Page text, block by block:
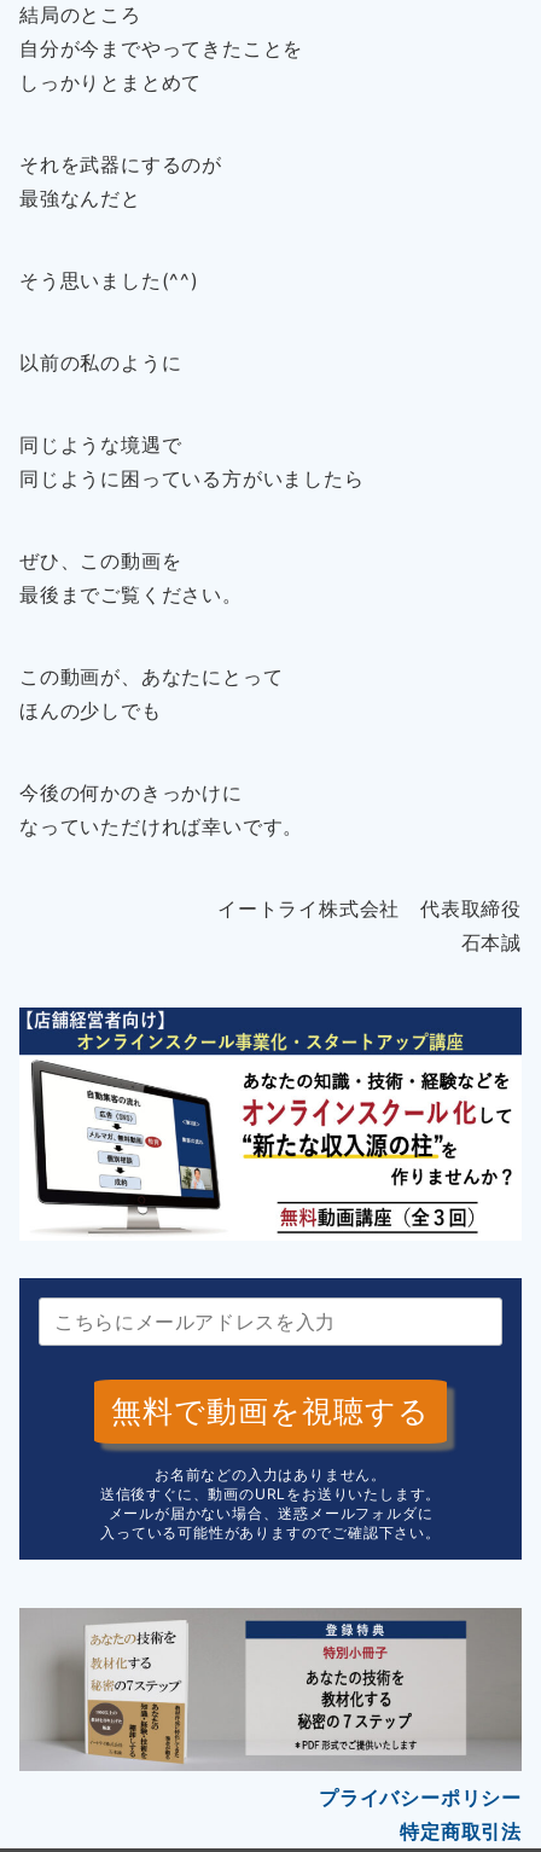
結局のところ
自分が今までやってきたことを
しっかりとまとめて
それを武器にするのが
最強なんだと
そう思いました(^^)
以前の私のように
同じような境遇で
同じように困っている方がいましたら
ぜひ、この動画を
最後までご覧ください。
この動画が、あなたにとって
ほんの少しでも
今後の何かのきっかけに
なっていただければ幸いです。
イートライ株式会社 代表取締役
石本誠
無料で動画を視聴する
お名前などの入力はありません。
送信後すぐに、動画のURLをお送りいたします。
メールが届かない場合、迷惑メールフォルダに
入っている可能性がありますのでご確認下さい。
プライバシーポリシー
特定商取引法